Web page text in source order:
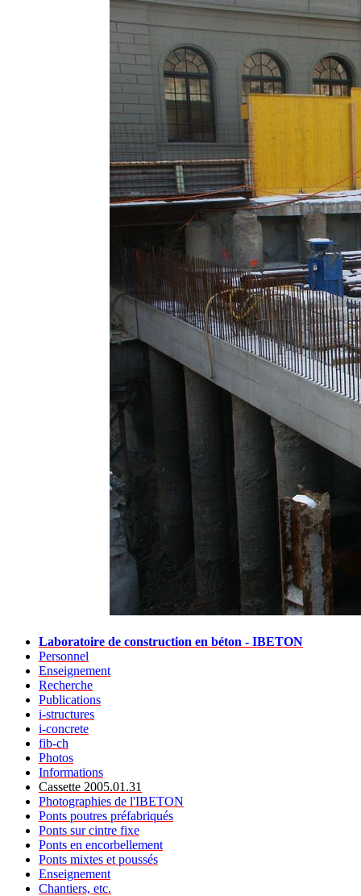
Laboratoire de construction en béton - IBETON
Personnel
Enseignement
Recherche
Publications
i-structures
i-concrete
fib-ch
Photos
Informations
Cassette 2005.01.31
Photographies de l'IBETON
Ponts poutres préfabriqués
Ponts sur cintre fixe
Ponts en encorbellement
Ponts mixtes et poussés
Enseignement
Chantiers, etc.